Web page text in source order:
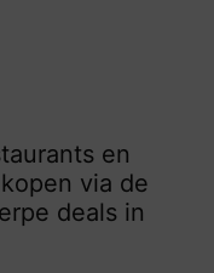
en
via de
deals in